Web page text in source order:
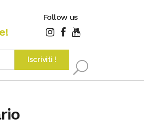
Follow us